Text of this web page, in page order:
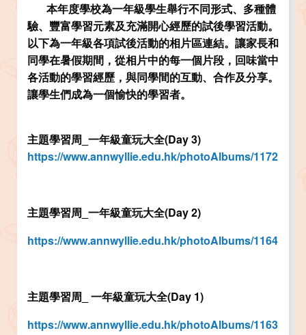
本年度學校為一年級學生舉行不同形式、多種體
驗、豐富學習元素及充滿開心經歷的試後學習活動。
以下為一年級各項試後活動的相片區連結。讓家長和
同學在暑假期間，從相片中的每一個片段，回味當中
各活動的學習經歷，與同學間的互動、合作及分享。
讓學生們成為一個愉快的學習者。
主題學習周_一年級童玩大全(Day 3)
https://www.annwyllie.edu.hk/photoAlbums/1172
主題學習周_一年級童玩大全(Day 2)
https://www.annwyllie.edu.hk/photoAlbums/1164
主題學習周_ 一年級童玩大全(Day 1)
https://www.annwyllie.edu.hk/photoAlbums/1163